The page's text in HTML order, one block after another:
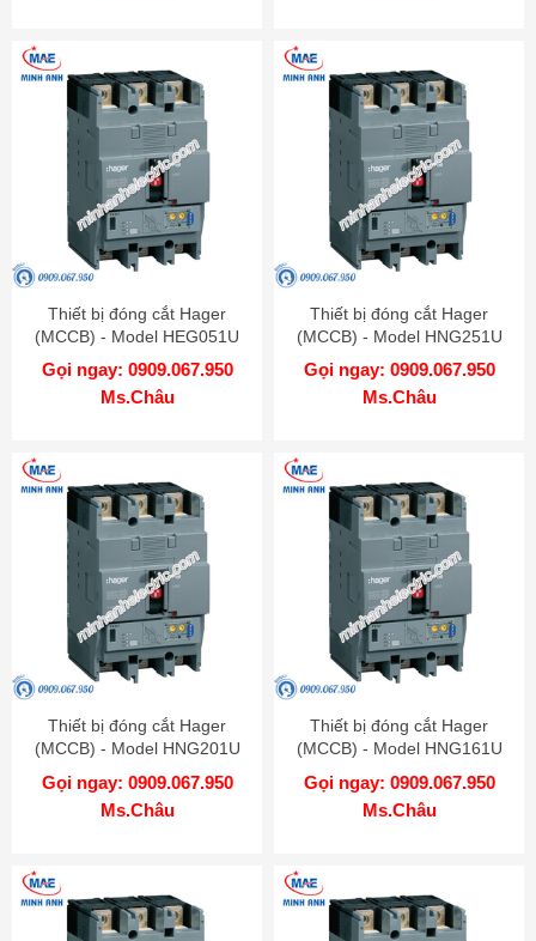
Thiết bị đóng cắt Hager
(MCCB) - Model HEG051U
Gọi ngay: 0909.067.950
Ms.Châu
Thiết bị đóng cắt Hager
(MCCB) - Model HNG251U
Gọi ngay: 0909.067.950
Ms.Châu
Thiết bị đóng cắt Hager
(MCCB) - Model HNG201U
Gọi ngay: 0909.067.950
Ms.Châu
Thiết bị đóng cắt Hager
(MCCB) - Model HNG161U
Gọi ngay: 0909.067.950
Ms.Châu